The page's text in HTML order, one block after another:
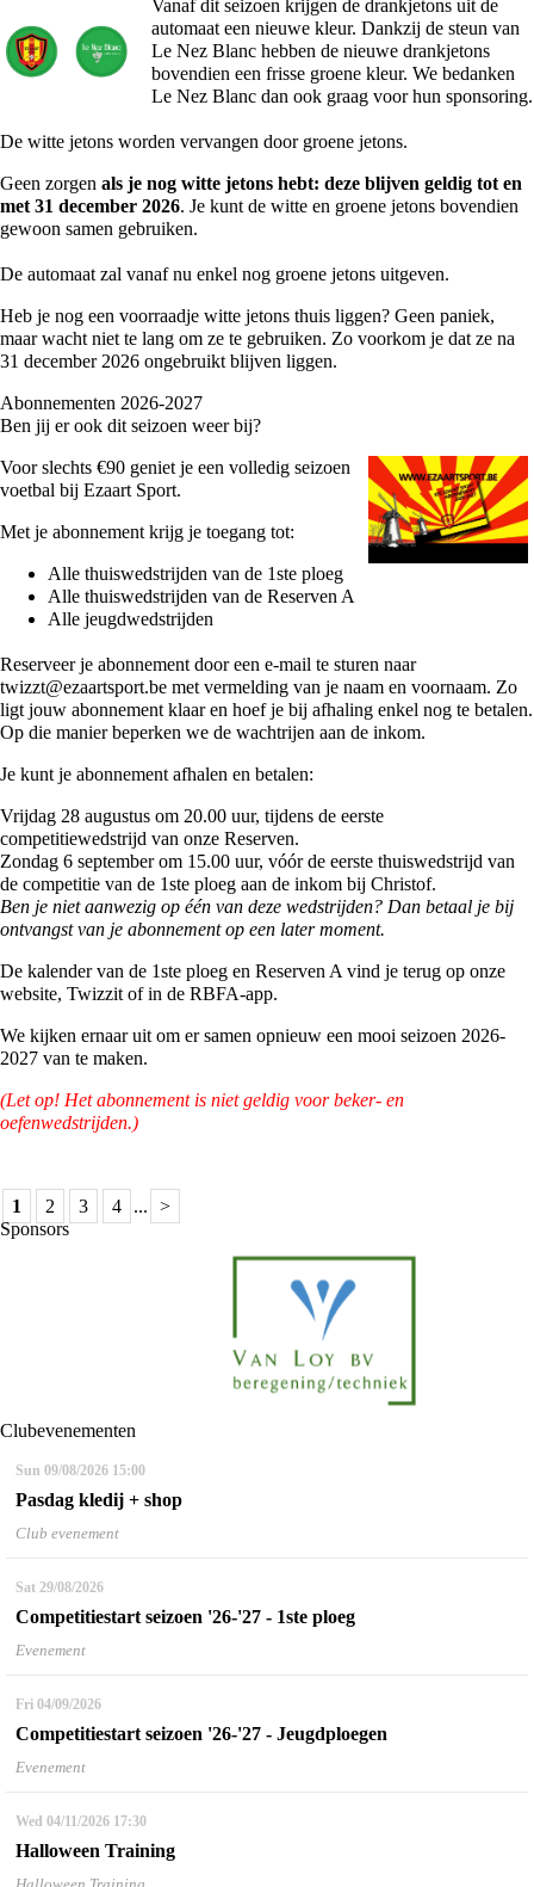
Vanaf dit seizoen krijgen de drankjetons uit de
automaat een nieuwe kleur. Dankzij de steun van
Le Nez Blanc hebben de nieuwe drankjetons
bovendien een frisse groene kleur. We bedanken
Le Nez Blanc dan ook graag voor hun sponsoring.
De witte jetons worden vervangen door groene jetons.
Geen zorgen als je nog witte jetons hebt: deze blijven geldig tot en
met 31 december 2026. Je kunt de witte en groene jetons bovendien
gewoon samen gebruiken.
De automaat zal vanaf nu enkel nog groene jetons uitgeven.
Heb je nog een voorraadje witte jetons thuis liggen? Geen paniek,
maar wacht niet te lang om ze te gebruiken. Zo voorkom je dat ze na
31 december 2026 ongebruikt blijven liggen.
Abonnementen 2026-2027
Ben jij er ook dit seizoen weer bij?
Voor slechts €90 geniet je een volledig seizoen
voetbal bij Ezaart Sport.
Met je abonnement krijg je toegang tot:
Alle thuiswedstrijden van de 1ste ploeg
Alle thuiswedstrijden van de Reserven A
Alle jeugdwedstrijden
Reserveer je abonnement door een e-mail te sturen naar
twizzt@ezaartsport.be met vermelding van je naam en voornaam. Zo
ligt jouw abonnement klaar en hoef je bij afhaling enkel nog te betalen.
Op die manier beperken we de wachtrijen aan de inkom.
Je kunt je abonnement afhalen en betalen:
Vrijdag 28 augustus om 20.00 uur, tijdens de eerste
competitiewedstrijd van onze Reserven.
Zondag 6 september om 15.00 uur, vóór de eerste thuiswedstrijd van
de competitie van de 1ste ploeg aan de inkom bij Christof.
Ben je niet aanwezig op één van deze wedstrijden? Dan betaal je bij
ontvangst van je abonnement op een later moment.
De kalender van de 1ste ploeg en Reserven A vind je terug op onze
website, Twizzit of in de RBFA-app.
We kijken ernaar uit om er samen opnieuw een mooi seizoen 2026-
2027 van te maken.
(Let op! Het abonnement is niet geldig voor beker- en
oefenwedstrijden.)
1 2 3 4 ...
>
Sponsors
Clubevenementen
Sun 09/08/2026 15:00
Pasdag kledij + shop
Club evenement
Sat 29/08/2026
Competitiestart seizoen '26-'27 - 1ste ploeg
Evenement
Fri 04/09/2026
Competitiestart seizoen '26-'27 - Jeugdploegen
Evenement
Wed 04/11/2026 17:30
Halloween Training